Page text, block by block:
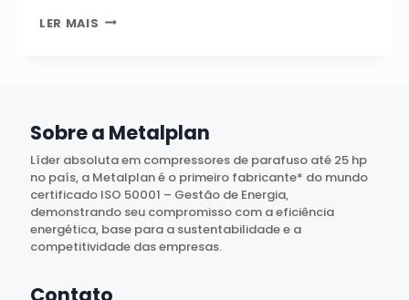
LER MAIS PONTO
AR
COMPRIMIDO:
MEDIR
E
ACOMPANHAR
PARA
NÃO
TER
Sobre a Metalplan
Líder absoluta em compressores de parafuso até 25 hp
no país, a Metalplan é o primeiro fabricante* do mundo
certificado ISO 50001 – Gestão de Energia,
demonstrando seu compromisso com a eficiência
energética, base para a sustentabilidade e a
competitividade das empresas.
Contato